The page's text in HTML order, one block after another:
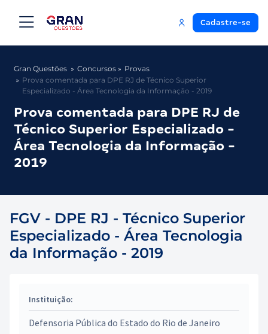
Cadastre-se
Gran Questões Concursos
Provas
Prova comentada para DPE RJ de Técnico Superior
Especializado - Área Tecnologia da Informação - 2019
Prova comentada para DPE RJ de
Técnico Superior Especializado -
Área Tecnologia da Informação -
2019
FGV - DPE RJ - Técnico Superior
Especializado - Área Tecnologia
da Informação - 2019
Instituição:
Defensoria Pública do Estado do Rio de Janeiro